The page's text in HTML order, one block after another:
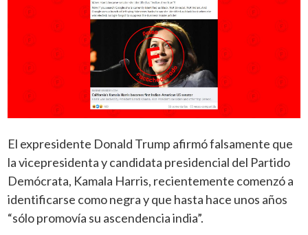
El expresidente Donald Trump afirmó falsamente que
la vicepresidenta y candidata presidencial del Partido
Demócrata, Kamala Harris, recientemente comenzó a
identificarse como negra y que hasta hace unos años
“sólo promovía su ascendencia india”.